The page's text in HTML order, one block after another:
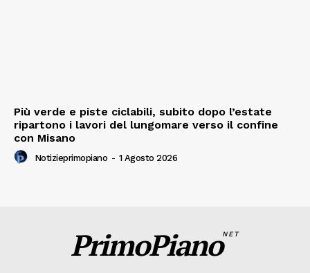
Più verde e piste ciclabili, subito dopo l’estate
ripartono i lavori del lungomare verso il confine
con Misano
Notizieprimopiano - 1 Agosto 2026
PrimoPianoNET